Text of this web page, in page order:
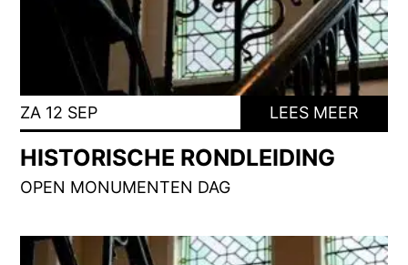
ZA 12 SEP LEES MEER
HISTORISCHE RONDLEIDING
OPEN MONUMENTEN DAG